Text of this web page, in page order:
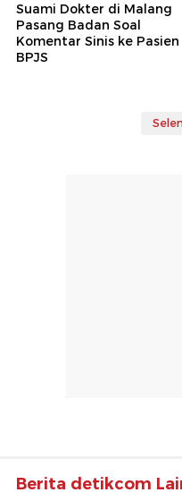
Suami Dokter di Malang
Pasang Badan Soal
Komentar Sinis ke Pasien
BPJS
Berita detikcom